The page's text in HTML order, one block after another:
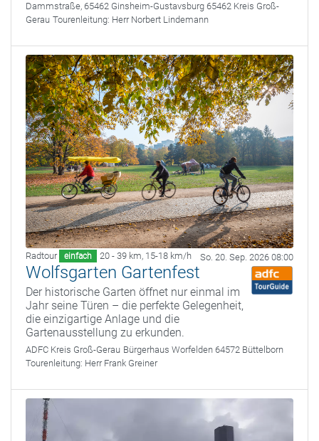
Dammstraße, 65462 Ginsheim-Gustavsburg 65462 Kreis Groß-
Gerau Tourenleitung: Herr Norbert Lindemann
Radtour einfach 20 - 39 km, 15-18 km/h So. 20. Sep. 2026 08:00
Wolfsgarten Gartenfest
Der historische Garten öffnet nur einmal im
Jahr seine Türen – die perfekte Gelegenheit,
die einzigartige Anlage und die
Gartenausstellung zu erkunden.
ADFC Kreis Groß-Gerau Bürgerhaus Worfelden 64572 Büttelborn
Tourenleitung: Herr Frank Greiner